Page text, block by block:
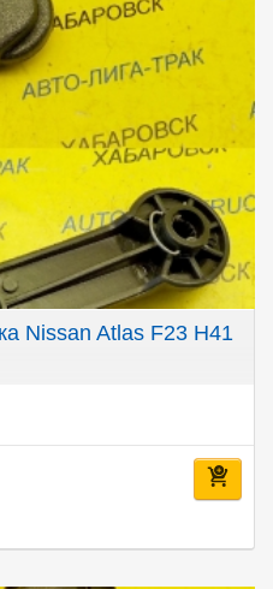
Nissan Atlas F23 H41